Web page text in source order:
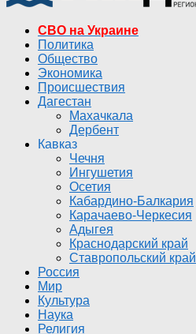
СВО на Украине
Политика
Общество
Экономика
Происшествия
Дагестан
Махачкала
Дербент
Кавказ
Чечня
Ингушетия
Осетия
Кабардино-Балкария
Карачаево-Черкесия
Адыгея
Краснодарский край
Ставропольский край
Россия
Мир
Культура
Наука
Религия